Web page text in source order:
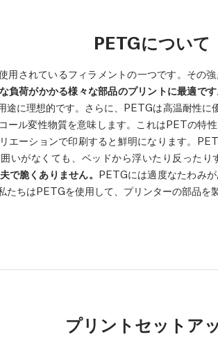
PETGについて
用されているフィラメントの一つです。その
負荷がかかる様々な部品のプリントに最適です
途に理想的です。さらに、PETGは高温耐性に
ール変性物質を意味します。これはPETの特
エーションで印刷すると鮮明になります。
いがなくても、ベッドから浮いたり反ったり
で脆くありません。 PETGには適度なたわみ
たちはPETGを使用して、プリンターの部品を
プリントセットア